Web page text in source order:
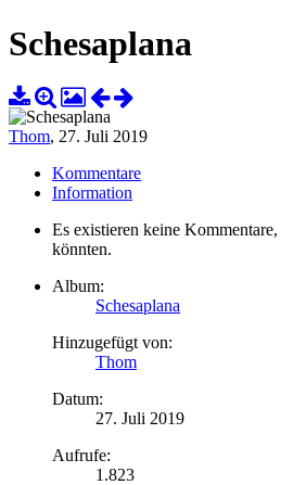
Schesaplana
Thom, 27. Juli 2019
Kommentare
Information
Es existieren keine
könnten.
Album:
Schesaplana
Hinzugefügt von:
Thom
Datum:
27. Juli 2019
Aufrufe:
1.823